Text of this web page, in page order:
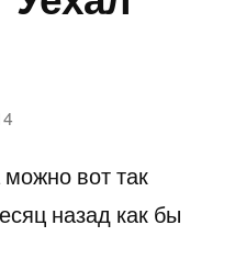
вот так
назад как бы